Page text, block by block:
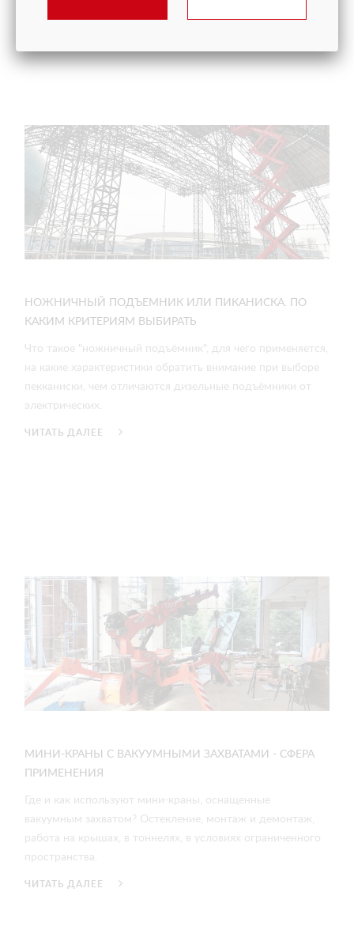
НОЖНИЧНЫЙ ПОДЪЕМНИК ИЛИ ПИКАНИСКА. ПО
КАКИМ КРИТЕРИЯМ ВЫБИРАТЬ
Что такое "ножничный подъёмник", для чего применяется,
на какие характеристики обратить внимание при выборе
пекканиски, чем отличаются дизельные подъёмники от
электрических.
ЧИТАТЬ ДАЛЕЕ
МИНИ-КРАНЫ С ВАКУУМНЫМИ ЗАХВАТАМИ - СФЕРА
ПРИМЕНЕНИЯ
Где и как используют мини-краны, оснащенные
вакуумным захватом? Остекление, монтаж и демонтаж,
работа на крышах, в тоннелях, в условиях ограниченного
пространства.
ЧИТАТЬ ДАЛЕЕ